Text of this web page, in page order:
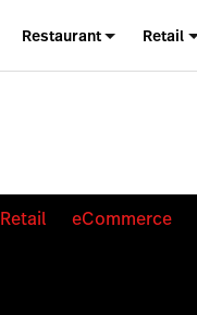
Restaurant Retail
Retail eCommerce